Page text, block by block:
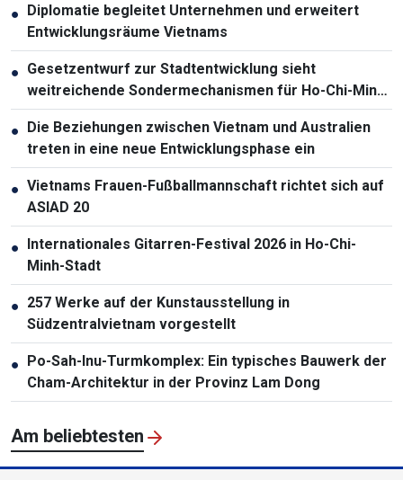
● Diplomatie begleitet Unternehmen und erweitert
Entwicklungsräume Vietnams
● Gesetzentwurf zur Stadtentwicklung sieht
weitreichende Sondermechanismen für Ho-Chi-Minh-
Stadt vor
● Die Beziehungen zwischen Vietnam und Australien
treten in eine neue Entwicklungsphase ein
● Vietnams Frauen-Fußballmannschaft richtet sich auf
ASIAD 20
● Internationales Gitarren-Festival 2026 in Ho-Chi-
Minh-Stadt
● 257 Werke auf der Kunstausstellung in
Südzentralvietnam vorgestellt
● Po-Sah-Inu-Turmkomplex: Ein typisches Bauwerk der
Cham-Architektur in der Provinz Lam Dong
Am beliebtesten